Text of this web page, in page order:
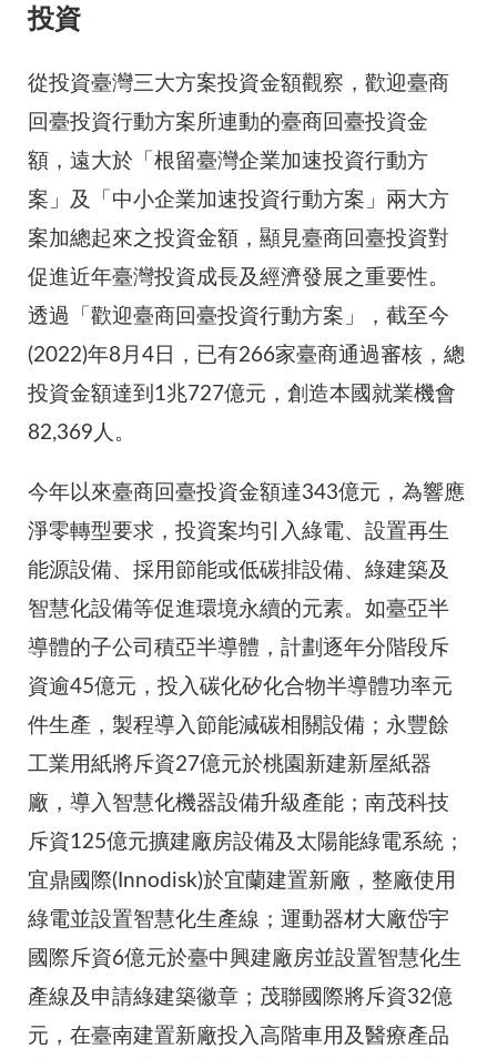
投資
從投資臺灣三大方案投資金額觀察，歡迎臺商
回臺投資行動方案所連動的臺商回臺投資金
額，遠大於「根留臺灣企業加速投資行動方
案」及「中小企業加速投資行動方案」兩大方
案加總起來之投資金額，顯見臺商回臺投資對
促進近年臺灣投資成長及經濟發展之重要性。
透過「歡迎臺商回臺投資行動方案」，截至今
(2022)年8月4日，已有266家臺商通過審核，總
投資金額達到1兆727億元，創造本國就業機會
82,369人。
今年以來臺商回臺投資金額達343億元，為響應
淨零轉型要求，投資案均引入綠電、設置再生
能源設備、採用節能或低碳排設備、綠建築及
智慧化設備等促進環境永續的元素。如臺亞半
導體的子公司積亞半導體，計劃逐年分階段斥
資逾45億元，投入碳化矽化合物半導體功率元
件生產，製程導入節能減碳相關設備；永豐餘
工業用紙將斥資27億元於桃園新建新屋紙器
廠，導入智慧化機器設備升級產能；南茂科技
斥資125億元擴建廠房設備及太陽能綠電系統；
宜鼎國際(Innodisk)於宜蘭建置新廠，整廠使用
綠電並設置智慧化生產線；運動器材大廠岱宇
國際斥資6億元於臺中興建廠房並設置智慧化生
產線及申請綠建築徽章；茂聯國際將斥資32億
元，在臺南建置新廠投入高階車用及醫療產品